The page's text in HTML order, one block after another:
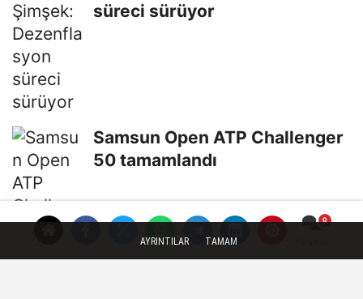
süreci sürüyor
Samsun Open ATP Challenger
50 tamamlandı
AYRINTILAR TAMAM